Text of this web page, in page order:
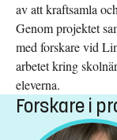
av att kraftsamla
Genom projektet
med forskare vid
arbetet kring
eleverna.
Forskare i